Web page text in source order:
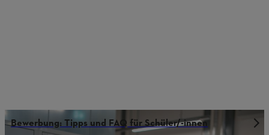
Bewerbung: Tipps und FAQ für Schüler/-innen